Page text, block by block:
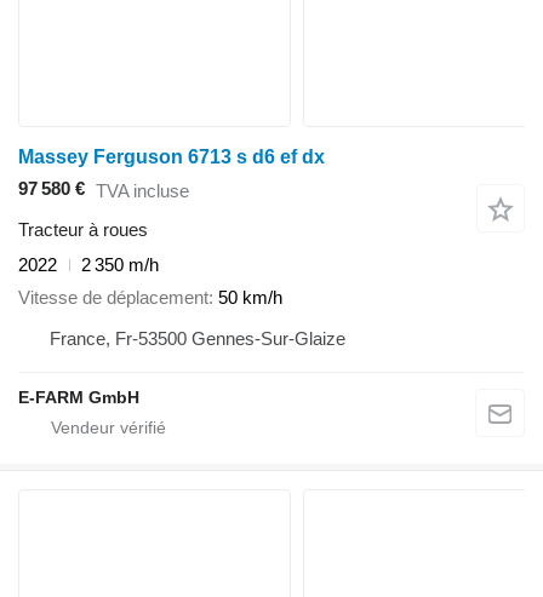
Massey Ferguson 6713 s d6 ef dx
97 580 € TVA incluse
Tracteur à roues
2022
2 350 m/h
Vitesse de déplacement 50 km/h
France, Fr-53500 Gennes-Sur-Glaize
E-FARM GmbH